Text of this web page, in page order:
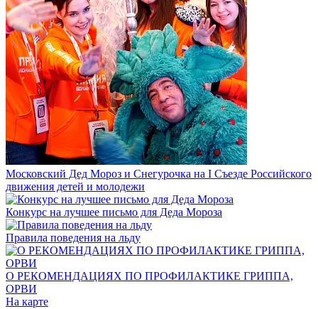
Московский Дед Мороз и Снегурочка на I Съезде Российского
движения детей и молодежи
Конкурс на лучшее письмо для Деда Мороза
Правила поведения на льду
О РЕКОМЕНДАЦИЯХ ПО ПРОФИЛАКТИКЕ ГРИППА,
ОРВИ
На карте